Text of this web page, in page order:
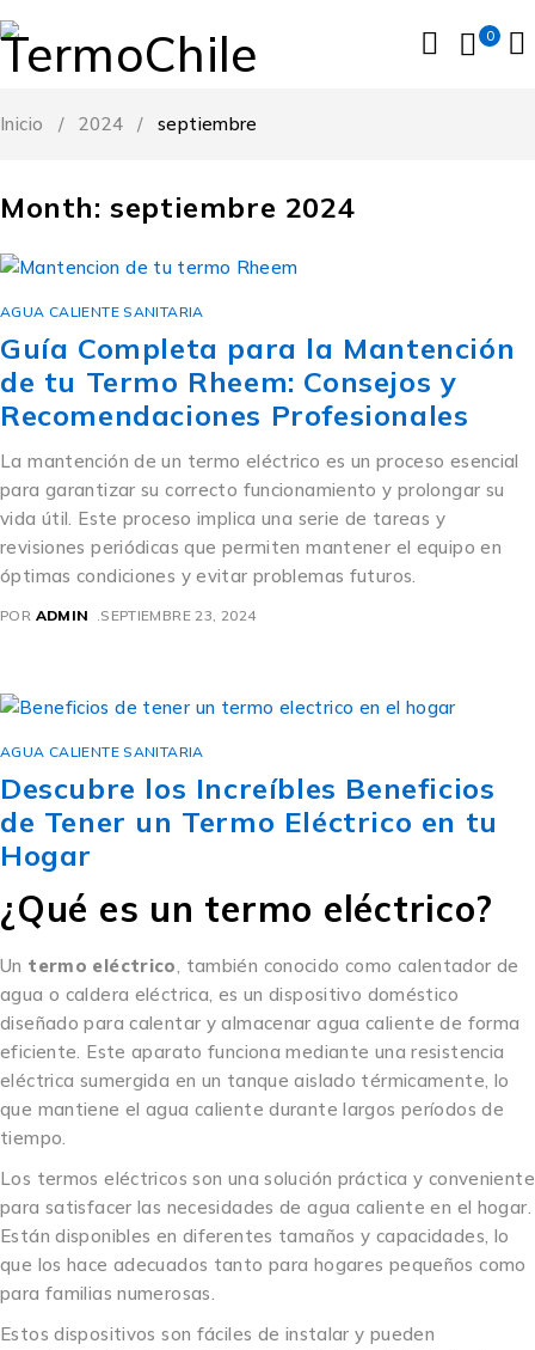
0
Month: septiembre 2024
Inicio / 2024 / septiembre
AGUA CALIENTE SANITARIA
Guía Completa para la Mantención
de tu Termo Rheem: Consejos y
Recomendaciones Profesionales
La mantención de un termo eléctrico es un proceso esencial
para garantizar su correcto funcionamiento y prolongar su
vida útil. Este proceso implica una serie de tareas y
revisiones periódicas que permiten mantener el equipo en
óptimas condiciones y evitar problemas futuros.
POR ADMIN SEPTIEMBRE 23, 2024
AGUA CALIENTE SANITARIA
Descubre los Increíbles Beneficios
de Tener un Termo Eléctrico en tu
Hogar
¿Qué es un termo eléctrico?
Un termo eléctrico, también conocido como calentador de
agua o caldera eléctrica, es un dispositivo doméstico
diseñado para calentar y almacenar agua caliente de forma
eficiente. Este aparato funciona mediante una resistencia
eléctrica sumergida en un tanque aislado térmicamente, lo
que mantiene el agua caliente durante largos períodos de
tiempo.
Los termos eléctricos son una solución práctica y conveniente
para satisfacer las necesidades de agua caliente en el hogar.
Están disponibles en diferentes tamaños y capacidades, lo
que los hace adecuados tanto para hogares pequeños como
para familias numerosas.
Estos dispositivos son fáciles de instalar y pueden